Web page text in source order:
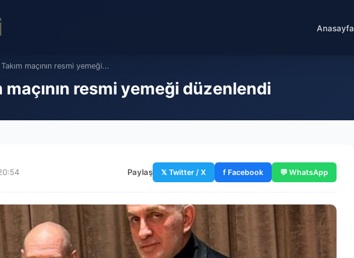
Anasayfa
maçının resmi yemeği...
maçının resmi yemeği düzenlendi
Paylaş 𝕏 Twitter / X f Facebook 💬 WhatsApp